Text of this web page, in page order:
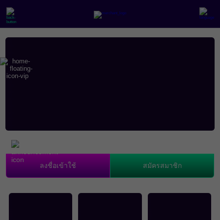
สมัครสมาชิก
ลงชื่อเข้าใช้